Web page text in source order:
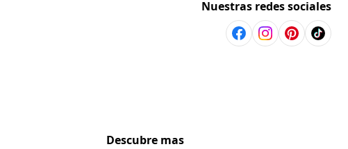
Nuestras redes sociales
Descubre mas